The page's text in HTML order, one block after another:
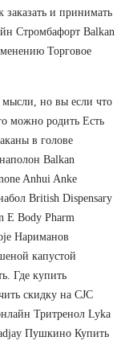
заказать и принимать
Стромбафорт Balkan
Торговое
но вы если что
можно родить Есть
в голове
Balkan
Anhui Anke
British Dispensary
E Body Pharm
Нариманов
капустой
Где купить
скидку на CJC
Тритренол Lyka
Пушкино Купить